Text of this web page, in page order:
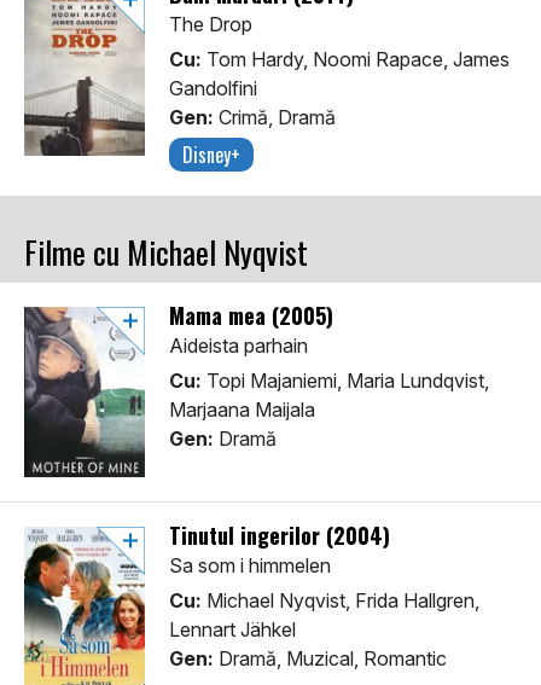
The Drop
Cu: Tom Hardy, Noomi Rapace, James
Gandolfini
Gen: Crimă, Dramă
Disney+
Filme cu Michael Nyqvist
Mama mea (2005)
Aideista parhain
Cu: Topi Majaniemi, Maria Lundqvist,
Marjaana Maijala
Gen: Dramă
Tinutul ingerilor (2004)
Sa som i himmelen
Cu: Michael Nyqvist, Frida Hallgren,
Lennart Jähkel
Gen: Dramă, Muzical, Romantic